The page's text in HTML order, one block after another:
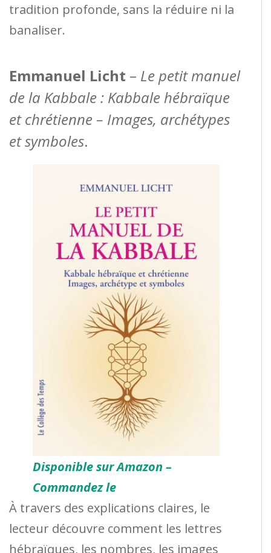
tradition profonde, sans la réduire ni la
banaliser.
Emmanuel Licht – Le petit manuel
de la Kabbale : Kabbale hébraïque
et chrétienne – Images, archétypes
et symboles.
Disponible sur Amazon –
Commandez le
À travers des explications claires, le
lecteur découvre comment les lettres
hébraïques, les nombres, les images